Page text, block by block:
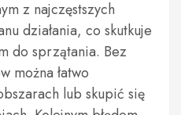
z najczęstszych
działania, co skutkuje
do sprzątania. Bez
można łatwo
lub skupić się